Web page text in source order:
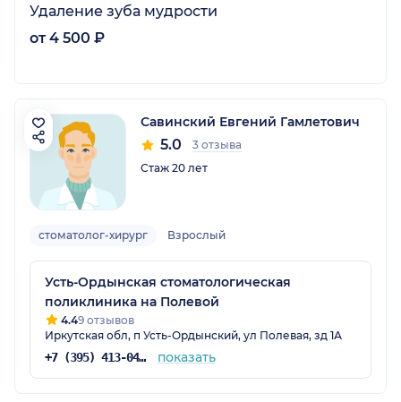
Удаление зуба мудрости
от 4 500 ₽
Савинский Евгений Гамлетович
5.0
3 отзыва
Стаж 20 лет
стоматолог-хирург Взрослый
Усть-Ордынская стоматологическая
поликлиника на Полевой
4.49 отзывов
Иркутская обл, п Усть-Ордынский, ул Полевая, зд 1А
+7 (395) 413-04-80 показать